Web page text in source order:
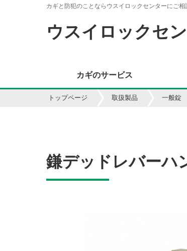
カギと防犯のことならウスイロックセンターにご相
ウスイロックセ
カギのサービス
トップページ 取扱製品 一般錠
鎌デッドレバーハ